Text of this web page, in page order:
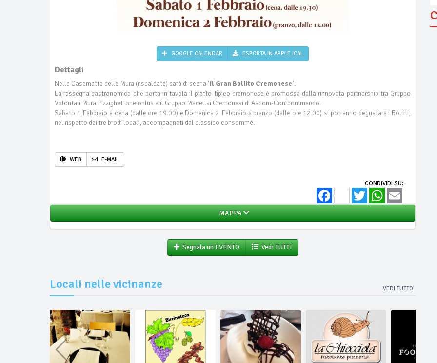
GOOGLE CALENDAR ESPORTA IN APPLE ICAL
Dettagli
Nelle Casematte delle Mura (riscaldate) sarà di scena 'Il Gran Bollito Cremonese'.
La rassegna gastronomica che porta in tavola il piatto tipico cremonese è promossa dalla rinnovata partnership tra Gruppo
Volontari Mura Pizzighettone onlus e il Gruppo Macellai Cremonesi di Ascom-Confcommercio.
Sabato 1 Febbraio a cena (dalle ore 19.00) e Domenica 2 Febbraio a pranzo (dalle ore 12.00) si potranno degustare i Bolliti,
nel rispetto dei tre brodi locali, accompagnati dal classico consommé.
WEB E-MAIL
CONDIVIDI SU:
FacebookTwitter WhatsApp
MAPPA
Segnala un EVENTO Vedi TUTTI
Locali nelle vicinanze VEDI TUTTO